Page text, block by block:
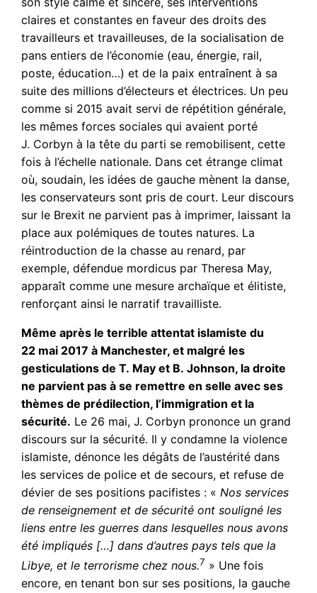
claires et constantes en faveur des droits des
travailleurs et travailleuses, de la socialisation de
pans entiers de l’économie (eau, énergie, rail,
poste, éducation…) et de la paix entraînent à sa
suite des millions d’électeurs et électrices. Un peu
comme si 2015 avait servi de répétition générale,
les mêmes forces sociales qui avaient porté
J. Corbyn à la tête du parti se remobilisent, cette
fois à l’échelle nationale. Dans cet étrange climat
où, soudain, les idées de gauche mènent la danse,
les conservateurs sont pris de court. Leur discours
sur le Brexit ne parvient pas à imprimer, laissant la
place aux polémiques de toutes natures. La
réintroduction de la chasse au renard, par
exemple, défendue mordicus par Theresa May,
apparaît comme une mesure archaïque et élitiste,
renforçant ainsi le narratif travailliste.
Même après le terrible attentat islamiste du
22 mai 2017 à Manchester, et malgré les
gesticulations de T. May et B. Johnson, la droite
ne parvient pas à se remettre en selle avec ses
thèmes de prédilection, l’immigration et la
sécurité. Le 26 mai, J. Corbyn prononce un grand
discours sur la sécurité. Il y condamne la violence
islamiste, dénonce les dégâts de l’austérité dans
les services de police et de secours, et refuse de
dévier de ses positions pacifistes : « Nos services
de renseignement et de sécurité ont souligné les
liens entre les guerres dans lesquelles nous avons
été impliqués […] dans d’autres pays tels que la
Libye, et le terrorisme chez nous.7 » Une fois
encore, en tenant bon sur ses positions, la gauche